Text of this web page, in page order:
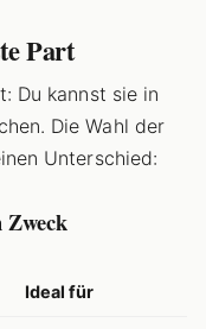
Part
Du kannst sie in
Die Wahl der
Unterschied:
Zweck
Ideal für